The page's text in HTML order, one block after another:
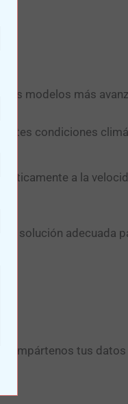
los modelos más
condiciones
a la
solución adecuada
tus datos